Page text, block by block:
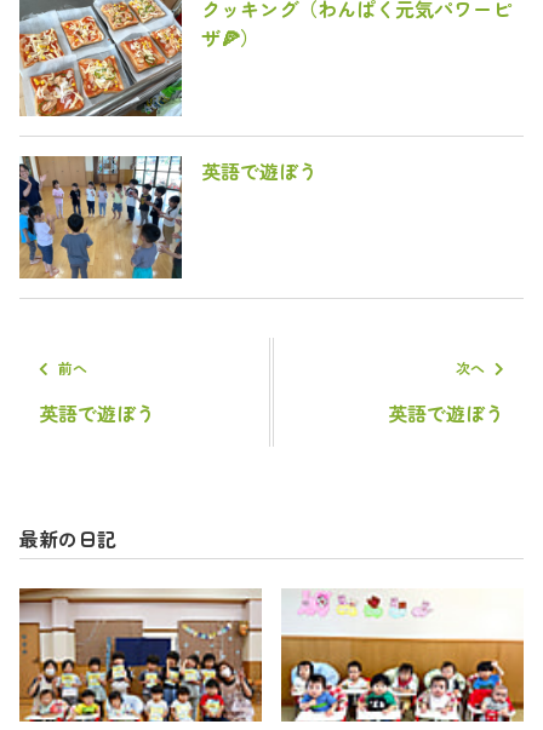
クッキング（わんぱく元気パワーピ
ザ🍕）
英語で遊ぼう
前へ
英語で遊ぼう
次へ
英語で遊ぼう
最新の日記